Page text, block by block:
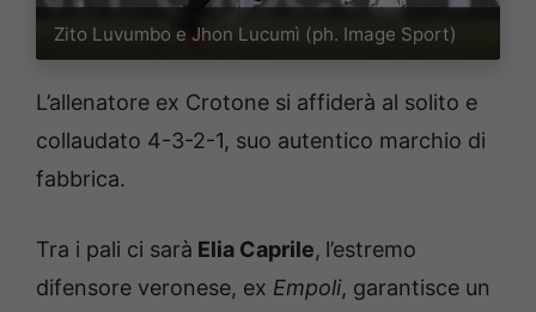
Zito Luvumbo e Jhon Lucumì (ph. Image Sport)
L’allenatore ex Crotone si affiderà al solito e
collaudato 4-3-2-1, suo autentico marchio di
fabbrica.
Tra i pali ci sarà Elia Caprile, l’estremo
difensore veronese, ex Empoli, garantisce un